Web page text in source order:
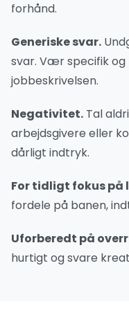
forhånd.
Generiske svar.
svar. Vær specifik
jobbeskrivelsen.
Negativitet. Tal
arbejdsgivere eller
dårligt indtryk.
For tidligt fokus på
fordele på banen,
Uforberedt på
hurtigt og svare